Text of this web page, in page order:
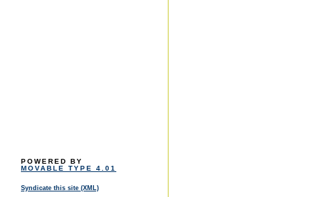
POWERED BY
MOVABLE TYPE 4.01
Syndicate this site (XML)